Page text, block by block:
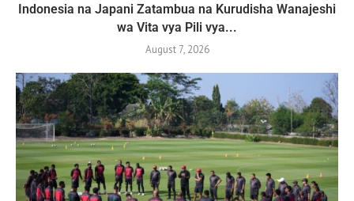
Indonesia na Japani Zatambua na Kurudisha Wanajeshi
wa Vita vya Pili vya...
August 7, 2026